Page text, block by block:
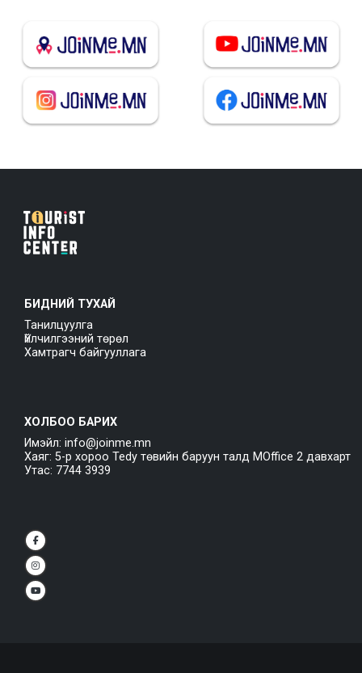
БИДНИЙ ТУХАЙ
Танилцуулга
Үйлчилгээний төрөл
Хамтрагч байгууллага
ХОЛБОО БАРИХ
Имэйл: info@joinme.mn
Хаяг: 5-р хороо Tedy төвийн баруун талд MOffice 2 давхарт
Утас: 7744 3939